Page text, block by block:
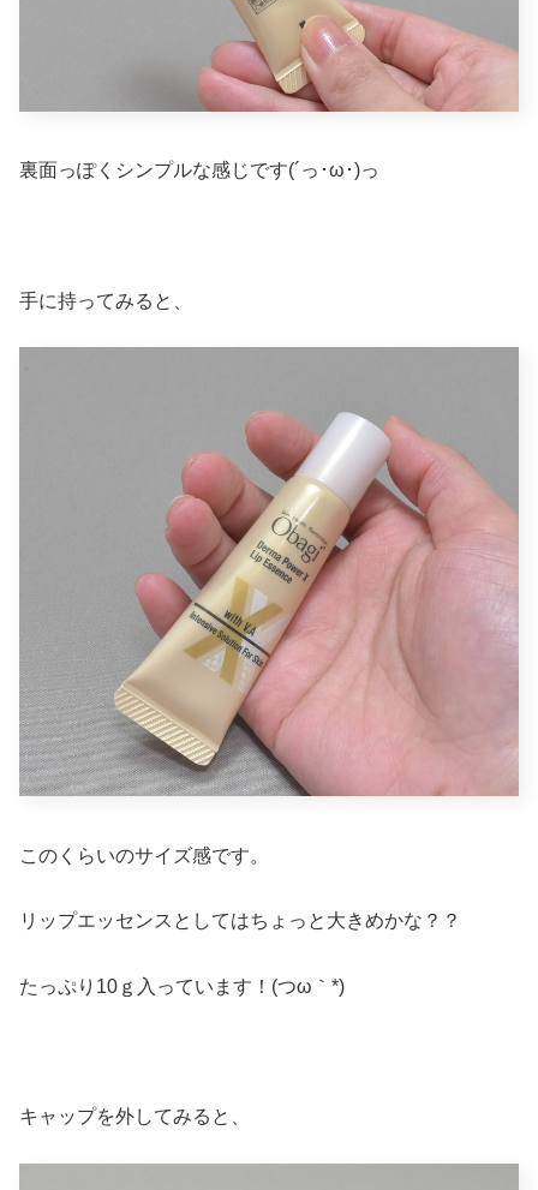
裏面っぽくシンプルな感じです(´っ･ω･)っ
手に持ってみると、
このくらいのサイズ感です。
リップエッセンスとしてはちょっと大きめかな？？
たっぷり10ｇ入っています！(つω｀*)
キャップを外してみると、